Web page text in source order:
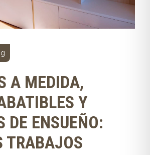
A MEDIDA,
Y
DE ENSUEÑO:
TRABAJOS